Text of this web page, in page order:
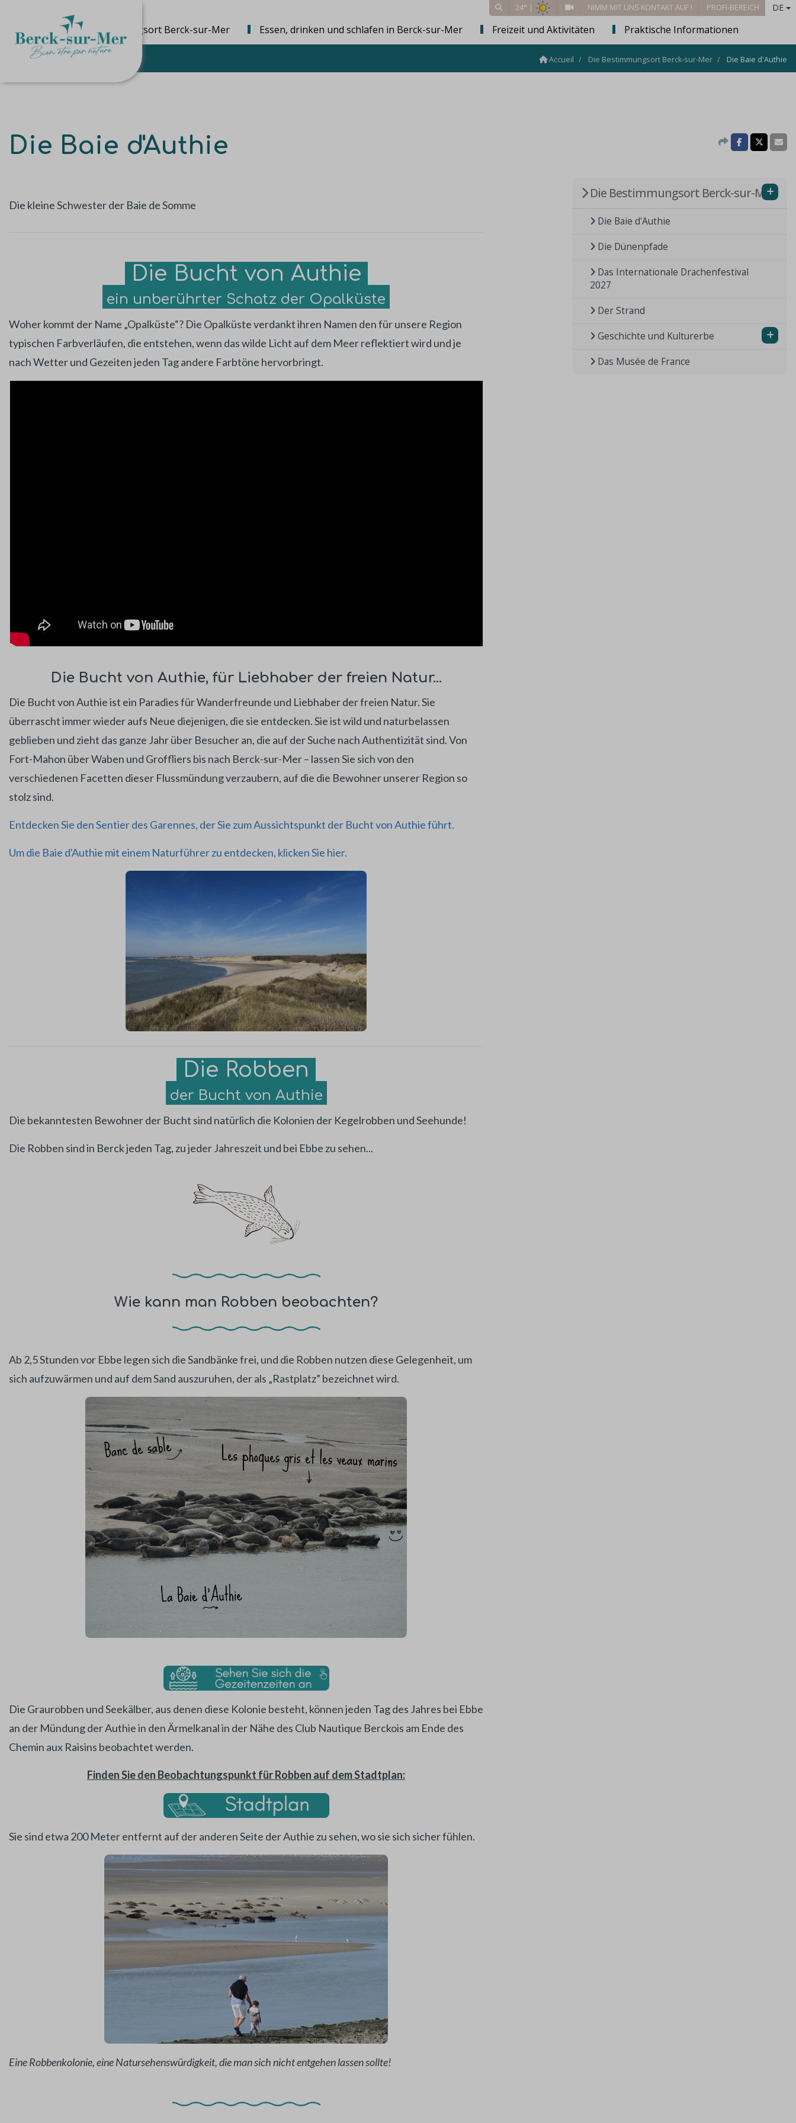
24° | NIMM MIT UNS KONTAKT AUF ! PROFI-BEREICH DE
Die Bestimmungsort Berck-sur-Mer Essen, drinken und schlafen in Berck-sur-Mer Freizeit und Aktivitäten Praktische Informationen
Accueil Die Bestimmungsort Berck-sur-Mer Die Baie d'Authie
Die Baie d'Authie
Die kleine Schwester der Baie de Somme
Die Bucht von Authie
ein unberührter Schatz der Opalküste
Woher kommt der Name „Opalküste“? Die Opalküste verdankt ihren Namen den für unsere Region
typischen Farbverläufen, die entstehen, wenn das wilde Licht auf dem Meer reflektiert wird und je
nach Wetter und Gezeiten jeden Tag andere Farbtöne hervorbringt.
Die Bucht von Authie, für Liebhaber der freien Natur...
Die Bucht von Authie ist ein Paradies für Wanderfreunde und Liebhaber der freien Natur. Sie
überrascht immer wieder aufs Neue diejenigen, die sie entdecken. Sie ist wild und naturbelassen
geblieben und zieht das ganze Jahr über Besucher an, die auf der Suche nach Authentizität sind. Von
Fort-Mahon über Waben und Groffliers bis nach Berck-sur-Mer – lassen Sie sich von den
verschiedenen Facetten dieser Flussmündung verzaubern, auf die die Bewohner unserer Region so
stolz sind.
Entdecken Sie den Sentier des Garennes, der Sie zum Aussichtspunkt der Bucht von Authie führt.
Um die Baie d'Authie mit einem Naturführer zu entdecken, klicken Sie hier.
Die Robben
der Bucht von Authie
Die bekanntesten Bewohner der Bucht sind natürlich die Kolonien der Kegelrobben und Seehunde!
Die Robben sind in Berck jeden Tag, zu jeder Jahreszeit und bei Ebbe zu sehen...
Wie kann man Robben beobachten?
Ab 2,5 Stunden vor Ebbe legen sich die Sandbänke frei, und die Robben nutzen diese Gelegenheit, um
sich aufzuwärmen und auf dem Sand auszuruhen, der als „Rastplatz” bezeichnet wird.
Die Graurobben und Seekälber, aus denen diese Kolonie besteht, können jeden Tag des Jahres bei Ebbe
an der Mündung der Authie in den Ärmelkanal in der Nähe des Club Nautique Berckois am Ende des
Chemin aux Raisins beobachtet werden.
Finden Sie den Beobachtungspunkt für Robben auf dem Stadtplan:
Sie sind etwa 200 Meter entfernt auf der anderen Seite der Authie zu sehen, wo sie sich sicher fühlen.
Eine Robbenkolonie, eine Natursehenswürdigkeit, die man sich nicht entgehen lassen sollte!
Die Bestimmungsort Berck-sur-Mer
Die Baie d'Authie
Die Dünenpfade
Das Internationale Drachenfestival
2027
Der Strand
Geschichte und Kulturerbe
Das Musée de France